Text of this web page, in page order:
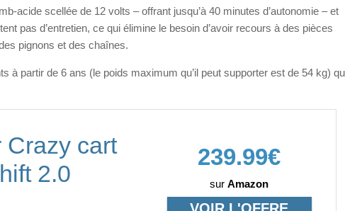
acide scellée de 12 volts – offrant jusqu’à 40 minutes d’autonomie – et
pas d’entretien, ce qui élimine le besoin d’avoir recours à des pièces
pignons et des chaînes.
à partir de 6 ans (le poids maximum qu’il peut supporter est de 54 kg)
Crazy cart
2.0
239.99€
surAmazon